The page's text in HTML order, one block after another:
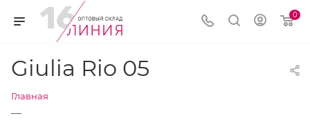
0
Giulia Rio 05
Главная
—